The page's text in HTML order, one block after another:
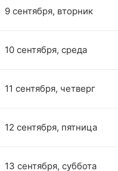
9 сентября, вторник
10 сентября, среда
11 сентября, четверг
12 сентября, пятница
13 сентября, суббота